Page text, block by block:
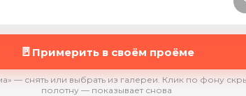
🚪 Примерить в своём проёме
— снять или выбрать из галереи. Клик по фону
полотну — показывает снова